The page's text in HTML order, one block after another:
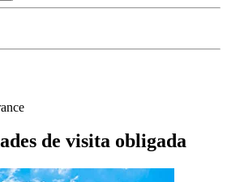
de visita obligada